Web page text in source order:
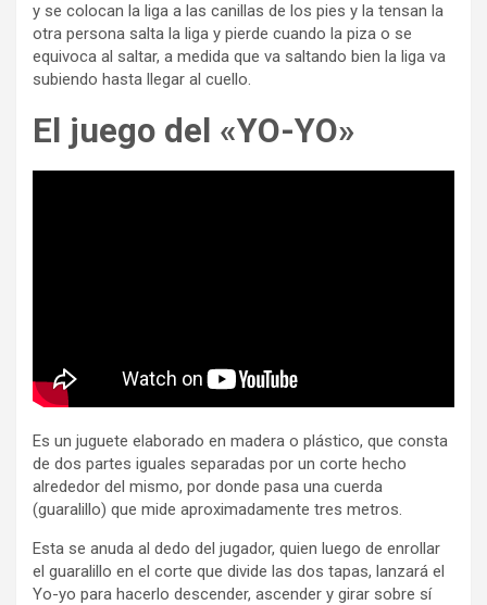
y se colocan la liga a las canillas de los pies y la tensan la
otra persona salta la liga y pierde cuando la piza o se
equivoca al saltar, a medida que va saltando bien la liga va
subiendo hasta llegar al cuello.
El juego del «YO-YO»
Es un juguete elaborado en madera o plástico, que consta
de dos partes iguales separadas por un corte hecho
alrededor del mismo, por donde pasa una cuerda
(guaralillo) que mide aproximadamente tres metros.
Esta se anuda al dedo del jugador, quien luego de enrollar
el guaralillo en el corte que divide las dos tapas, lanzará el
Yo-yo para hacerlo descender, ascender y girar sobre sí